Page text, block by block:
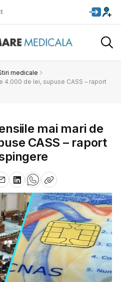
medicale
4.000 de lei, supuse CASS – raport
mai mari de
CASS – raport